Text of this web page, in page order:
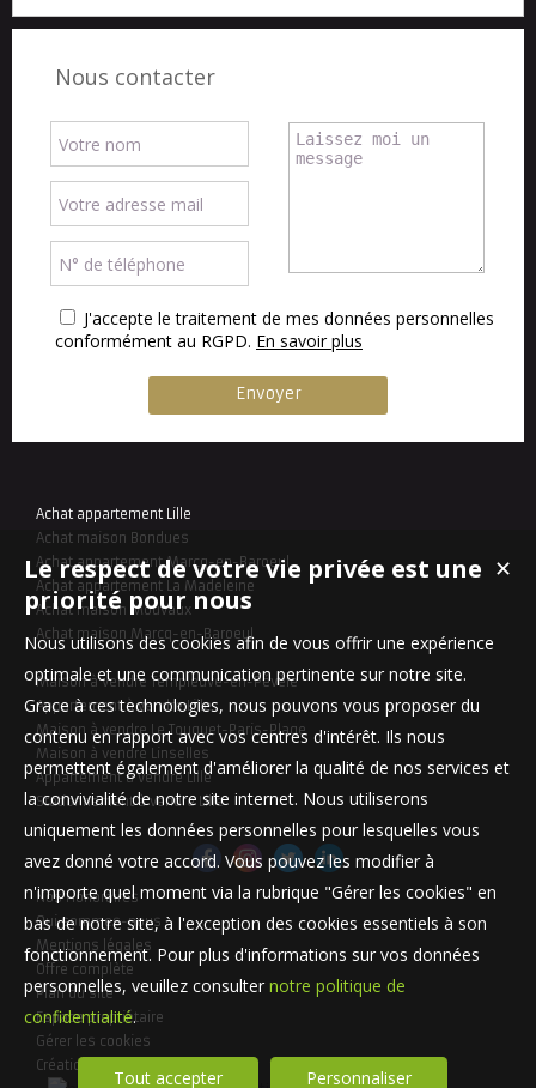
Nous contacter
J'accepte le traitement de mes données personnelles
conformément au RGPD. En savoir plus
Achat appartement Lille
Achat maison Bondues
Achat appartement Marcq-en-Baroeul
Achat appartement La Madeleine
Achat maison Mouvaux
Achat maison Marcq-en-Baroeul
Maison à vendre Templeuve-en-Pévèle
Appartement à vendre Lille
Maison à vendre Le Touquet-Paris-Plage
Maison à vendre Linselles
Appartement à vendre Lille
Stationnement à vendre Lille
Nos Honoraires
Qui sommes-nous
Mentions légales
Offre complète
Plan du site
Espace propriétaire
Gérer les cookies
Création site immobilier
✕
Le respect de votre vie privée est une
priorité pour nous
Nous utilisons des cookies afin de vous offrir une expérience
optimale et une communication pertinente sur notre site.
Grace à ces technologies, nous pouvons vous proposer du
contenu en rapport avec vos centres d'intérêt. Ils nous
permettent également d'améliorer la qualité de nos services et
la convivialité de notre site internet. Nous utiliserons
uniquement les données personnelles pour lesquelles vous
avez donné votre accord. Vous pouvez les modifier à
n'importe quel moment via la rubrique "Gérer les cookies" en
bas de notre site, à l'exception des cookies essentiels à son
fonctionnement. Pour plus d'informations sur vos données
personnelles, veuillez consulter notre politique de
confidentialité.
Tout accepter Personnaliser